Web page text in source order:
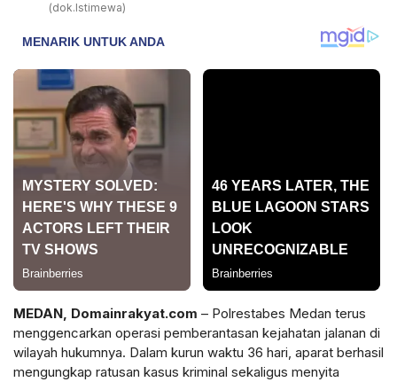
(dok.Istimewa)
MEDAN, Domainrakyat.com – Polrestabes Medan terus
menggencarkan operasi pemberantasan kejahatan jalanan di
wilayah hukumnya. Dalam kurun waktu 36 hari, aparat berhasil
mengungkap ratusan kasus kriminal sekaligus menyita